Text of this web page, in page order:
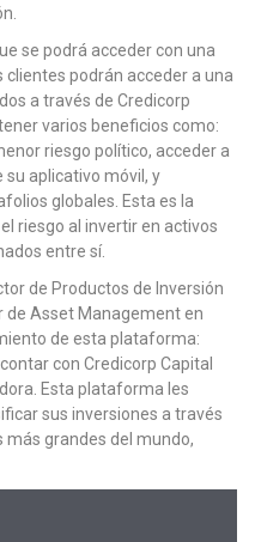
se podrá acceder con una
clientes podrán acceder a una
a través de Credicorp
varios beneficios como:
riesgo político, acceder a
su aplicativo móvil, y
globales. Esta es la
riesgo al invertir en activos
entre sí.
de Productos de Inversión
de Asset Management en
de esta plataforma:
con Credicorp Capital
Esta plataforma les
sus inversiones a través
más grandes del mundo,